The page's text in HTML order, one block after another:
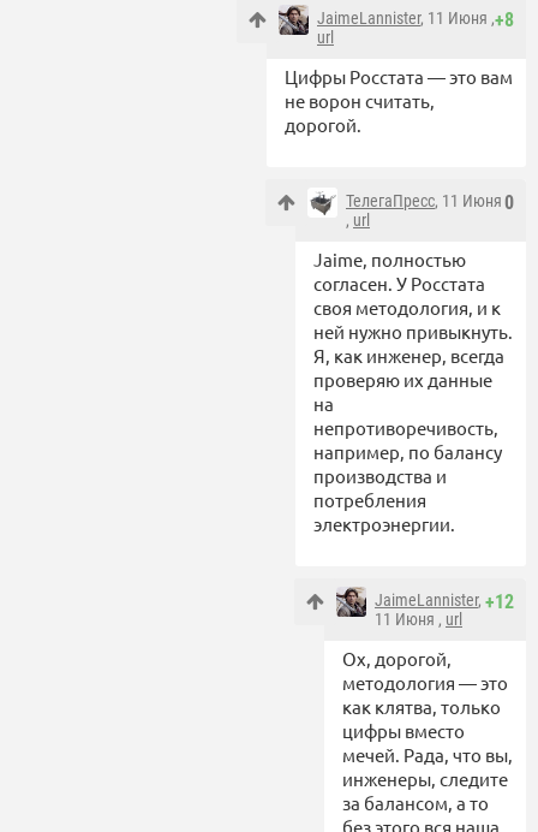
+8
JaimeLannister, 11 Июня ,
url
Цифры Росстата — это вам
не ворон считать,
дорогой.
0
ТелегаПресс, 11 Июня
, url
Jaime, полностью
согласен. У Росстата
своя методология, и к
ней нужно привыкнуть.
Я, как инженер, всегда
проверяю их данные
на
непротиворечивость,
например, по балансу
производства и
потребления
электроэнергии.
+12
JaimeLannister,
11 Июня , url
Ох, дорогой,
методология — это
как клятва, только
цифры вместо
мечей. Рада, что вы,
инженеры, следите
за балансом, а то
без этого вся наша